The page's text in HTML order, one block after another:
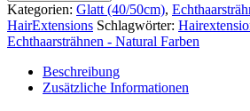
Kategorien: Glatt (40/50cm),
HairExtensions Schlagwörter:
Echthaarsträhnen - Natural Farben
Beschreibung
Zusätzliche Informationen